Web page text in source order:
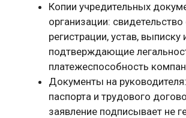
Копии учредительных
организации: свидетельство
регистрации, устав,
подтверждающие
платежеспособность
Документы на
паспорта и трудового
заявление подписывает не